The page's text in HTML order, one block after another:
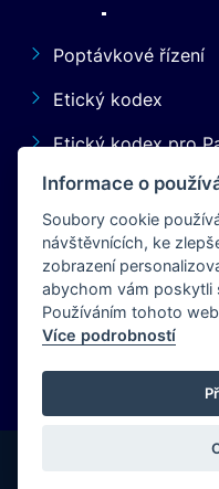
Poptávkové řízení
Etický kodex
Etický kodex pro
Pro akcionáře
Informační
Ztráty a nálezy
GDPR
Informace o
Soubory cookie
návštěvnících, ke
zobrazení
abychom vám poskytli
Používáním tohoto
Více podrobností